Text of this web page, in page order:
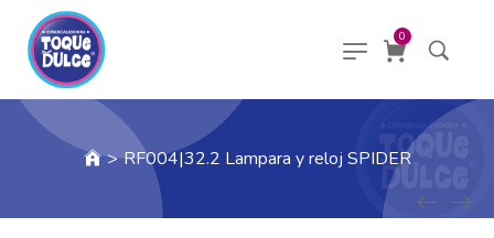
0
> RF004|32.2 Lampara y reloj SPIDER